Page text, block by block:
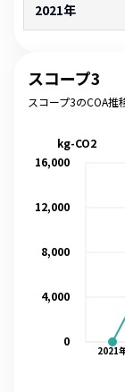
2021年
スコープ3
スコープ3のCOA推
2021
0
4,000
8,000
12,000
16,000
kg-CO2